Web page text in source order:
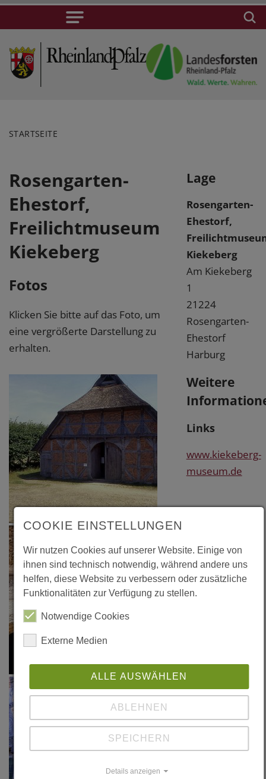
STARTSEITE
Rosengarten-
Ehestorf,
Freilichtmuseum
Kiekeberg
Fotos
Klicken Sie bitte auf das Foto, um
eine vergrößerte Darstellung zu
erhalten.
Lage
Rosengarten-
Ehestorf,
Kiekeberg
Am Kiekeberg
1
21224
Rosengarten-
Ehestorf
Harburg
Weitere
Links
www.kiekeberg-
museum.de
COOKIE EINSTELLUNGEN
Wir nutzen Cookies auf unserer Website. Einige von
ihnen sind technisch notwendig, während andere uns
helfen, diese Website zu verbessern oder zusätzliche
Funktionalitäten zur Verfügung zu stellen.
Notwendige Cookies
Externe Medien
ALLE AUSWÄHLEN
ABLEHNEN
SPEICHERN
Details anzeigen